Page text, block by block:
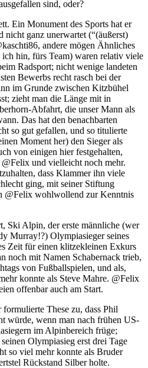
sind, oder?
Ein Monument des Sports hat er
nicht ganz unerwartet (“(äußerst)
andere mögen Ähnliches
ich hin, fürs Team) waren relativ viele
Radsport; nicht wenige landeten
Bewerbs recht rasch bei der
im Grunde zwischen Kitzbühel
zieht man die Länge mit in
Abfahrt, die unser Mann als
Das hat den benachbarten
so gut gefallen, und so titulierte
Moment her) den Sieger als
von einigen hier festgehalten,
und vielleicht noch mehr.
dass Klammer ihn viele
ging, mit seiner Stiftung
@Felix wohlwollend zur Kenntnis
Ski Alpin, der erste männliche (wer
Murray!?) Olympiasieger seines
Zeit für einen klitzekleinen Exkurs
noch mit Namen Schabernack trieb,
von Fußballspielen, und als,
konnte als Steve Mahre. @Felix
offenbar auch am Start.
These zu, dass Phil
würde, wenn man nach frühen US-
im Alpinbereich früge;
Olympiasieg erst drei Tage
so viel mehr konnte als Bruder
Rückstand Silber holte.